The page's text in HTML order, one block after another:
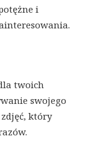
i
twoich
swojego
który